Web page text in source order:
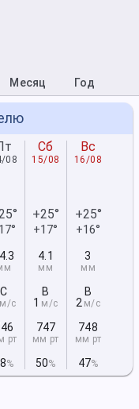
Месяц Год
08
С
м/с
рт
%
Сб
15/08
+25°
+17°
4.1
мм
В
1 м/с
747
мм рт
50%
Вс
16/08
+25°
+16°
3
мм
В
2 м/с
748
мм рт
47%